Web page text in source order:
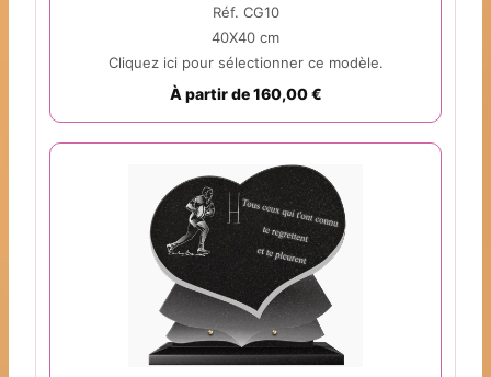
Réf. CG10
40X40 cm
Cliquez ici pour sélectionner ce modèle.
À partir de 160,00 €